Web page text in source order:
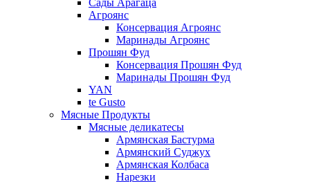
Сады Арагаца
Агроянс
Консервация Агроянс
Маринады Агроянс
Прошян Фуд
Консервация Прошян Фуд
Маринады Прошян Фуд
YAN
te Gusto
Мясные Продукты
Мясные деликатесы
Армянская Бастурма
Армянский Суджух
Армянская Колбаса
Нарезки